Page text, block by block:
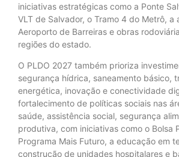
iniciativas estratégicas como a Ponte
VLT de Salvador, o Tramo 4 do Metrô, a
Aeroporto de Barreiras e obras
regiões do estado.
O PLDO 2027 também prioriza
segurança hídrica, saneamento básico,
energética, inovação e conectividade
fortalecimento de políticas sociais nas
saúde, assistência social, segurança
produtiva, com iniciativas como o Bolsa
Programa Mais Futuro, a educação em
construção de unidades hospitalares e